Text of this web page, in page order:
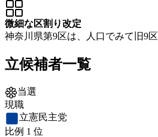
微細な区割り改定
神奈川県第9区は、人口でみて旧9
立候補者一覧
当選
現職
立憲民主党
比例 1 位